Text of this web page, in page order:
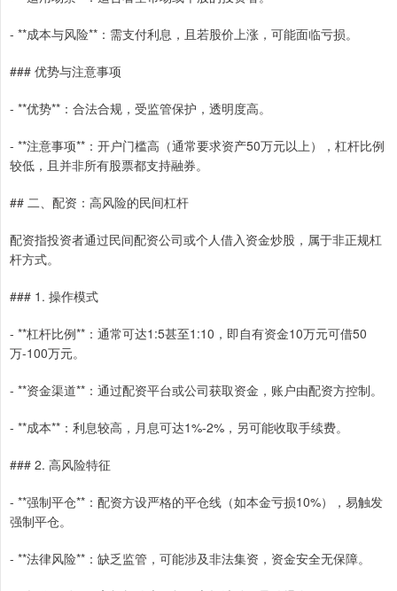
- **成本与风险**：需支付利息，且若股价上涨，可能面临亏损。
### 优势与注意事项
- **优势**：合法合规，受监管保护，透明度高。
- **注意事项**：开户门槛高（通常要求资产50万元以上），杠杆比例
较低，且并非所有股票都支持融券。
## 二、配资：高风险的民间杠杆
配资指投资者通过民间配资公司或个人借入资金炒股，属于非正规杠
杆方式。
### 1. 操作模式
- **杠杆比例**：通常可达1:5甚至1:10，即自有资金10万元可借50
万-100万元。
- **资金渠道**：通过配资平台或公司获取资金，账户由配资方控制。
- **成本**：利息较高，月息可达1%-2%，另可能收取手续费。
### 2. 高风险特征
- **强制平仓**：配资方设严格的平仓线（如本金亏损10%），易触发
强制平仓。
- **法律风险**：缺乏监管，可能涉及非法集资，资金安全无保障。